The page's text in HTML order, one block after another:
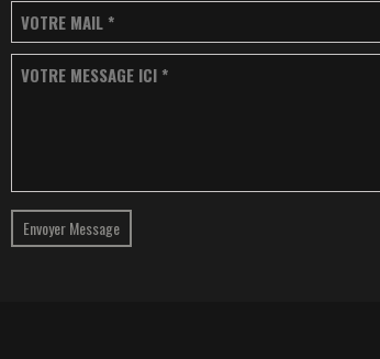
VOTRE MAIL *
VOTRE MESSAGE ICI *
Envoyer Message